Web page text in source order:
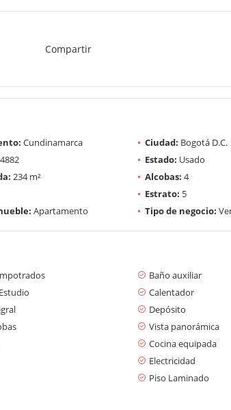
Compartir
Cundinamarca Ciudad: Bogotá D.C.
Estado: Usado
234 m² Alcobas: 4
Estrato: 5
Apartamento Tipo de negocio:
Baño auxiliar
Calentador
Depósito
Vista panorámica
Cocina equipada
Electricidad
Piso Laminado